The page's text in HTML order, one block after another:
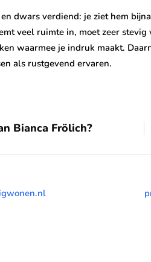
dwars verdiend: je ziet hem
veel ruimte in, moet zeer
waarmee je indruk maakt.
als rustgevend ervaren.
Bianca Frölich?